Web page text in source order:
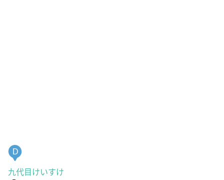
D
九代目けいすけ